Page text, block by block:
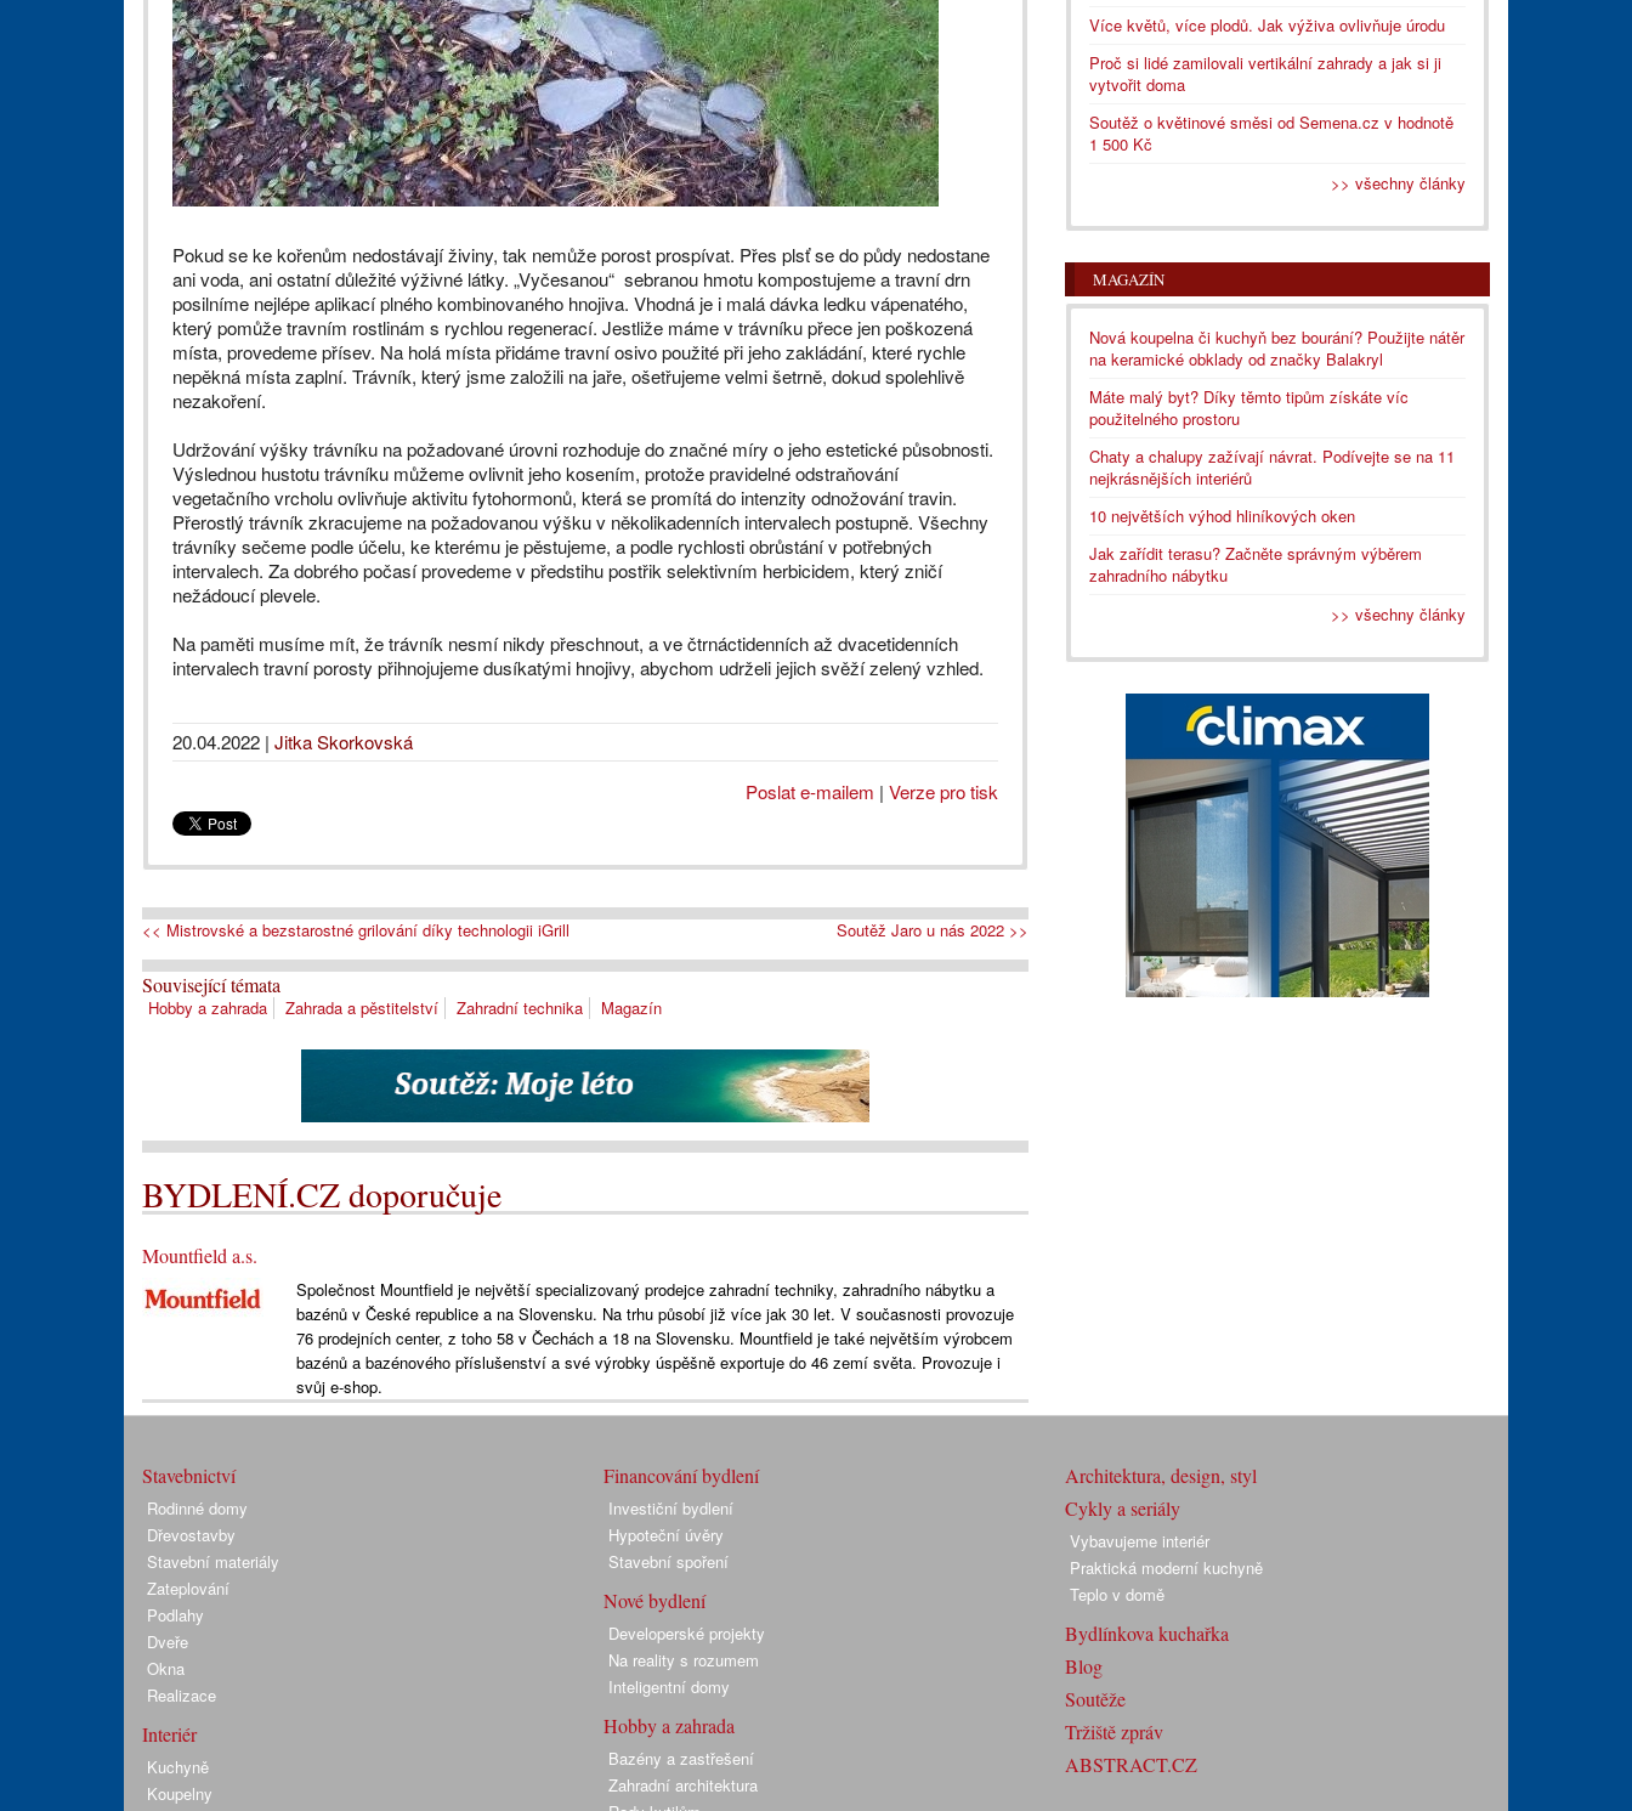
Pokud se ke kořenům nedostávají živiny, tak nemůže porost prospívat. Přes plsť se do půdy nedostane
ani voda, ani ostatní důležité výživné látky. „Vyčesanou“ sebranou hmotu kompostujeme a travní drn
posilníme nejlépe aplikací plného kombinovaného hnojiva. Vhodná je i malá dávka ledku vápenatého,
který pomůže travním rostlinám s rychlou regenerací. Jestliže máme v trávníku přece jen poškozená
místa, provedeme přísev. Na holá místa přidáme travní osivo použité při jeho zakládání, které rychle
nepěkná místa zaplní. Trávník, který jsme založili na jaře, ošetřujeme velmi šetrně, dokud spolehlivě
nezakoření.
Udržování výšky trávníku na požadované úrovni rozhoduje do značné míry o jeho estetické působnosti.
Výslednou hustotu trávníku můžeme ovlivnit jeho kosením, protože pravidelné odstraňování
vegetačního vrcholu ovlivňuje aktivitu fytohormonů, která se promítá do intenzity odnožování travin.
Přerostlý trávník zkracujeme na požadovanou výšku v několikadenních intervalech postupně. Všechny
trávníky sečeme podle účelu, ke kterému je pěstujeme, a podle rychlosti obrůstání v potřebných
intervalech. Za dobrého počasí provedeme v předstihu postřik selektivním herbicidem, který zničí
nežádoucí plevele.
Na paměti musíme mít, že trávník nesmí nikdy přeschnout, a ve čtrnáctidenních až dvacetidenních
intervalech travní porosty přihnojujeme dusíkatými hnojivy, abychom udrželi jejich svěží zelený vzhled.
20.04.2022 | Jitka Skorkovská
Poslat e-mailem | Verze pro tisk
<< Mistrovské a bezstarostné grilování díky technologii iGrill Soutěž Jaro u nás 2022 >>
Související témata
Hobby a zahrada Zahrada a pěstitelství Zahradní technika Magazín
BYDLENÍ.CZ doporučuje
Mountfield a.s.
Společnost Mountfield je největší specializovaný prodejce zahradní techniky, zahradního nábytku a
bazénů v České republice a na Slovensku. Na trhu působí již více jak 30 let. V současnosti provozuje
76 prodejních center, z toho 58 v Čechách a 18 na Slovensku. Mountfield je také největším výrobcem
bazénů a bazénového příslušenství a své výrobky úspěšně exportuje do 46 zemí světa. Provozuje i
svůj e-shop.
Více květů, více plodů. Jak výživa ovlivňuje úrodu
Proč si lidé zamilovali vertikální zahrady a jak si ji
vytvořit doma
Soutěž o květinové směsi od Semena.cz v hodnotě
1 500 Kč
>> všechny články
MAGAZÍN
Nová koupelna či kuchyň bez bourání? Použijte nátěr
na keramické obklady od značky Balakryl
Máte malý byt? Díky těmto tipům získáte víc
použitelného prostoru
Chaty a chalupy zažívají návrat. Podívejte se na 11
nejkrásnějších interiérů
10 největších výhod hliníkových oken
Jak zařídit terasu? Začněte správným výběrem
zahradního nábytku
>> všechny články
Stavebnictví
Rodinné domy
Dřevostavby
Stavební materiály
Zateplování
Podlahy
Dveře
Okna
Realizace
Interiér
Kuchyně
Koupelny
Financování bydlení
Investiční bydlení
Hypoteční úvěry
Stavební spoření
Nové bydlení
Developerské projekty
Na reality s rozumem
Inteligentní domy
Hobby a zahrada
Bazény a zastřešení
Zahradní architektura
Architektura, design, styl
Cykly a seriály
Vybavujeme interiér
Praktická moderní kuchyně
Teplo v domě
Bydlínkova kuchařka
Blog
Soutěže
Tržiště zpráv
ABSTRACT.CZ